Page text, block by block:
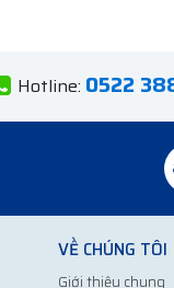
Hotline: 0522
VỀ CHÚNG TÔI
Giới thiệu chung